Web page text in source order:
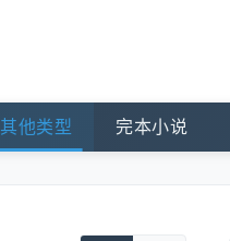
其他类型 完本小说